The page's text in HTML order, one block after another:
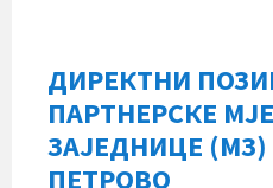
ДИРЕКТНИ
ПАРТНЕРСКЕ
ЗАЈЕДНИЦЕ
ПЕТРОВО